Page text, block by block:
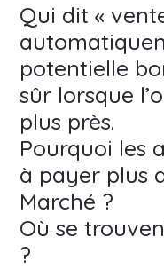
Qui dit «
potentielle
sûr lorsque
plus près.
Pourquoi les
à payer plus
Marché ?
Où se
?